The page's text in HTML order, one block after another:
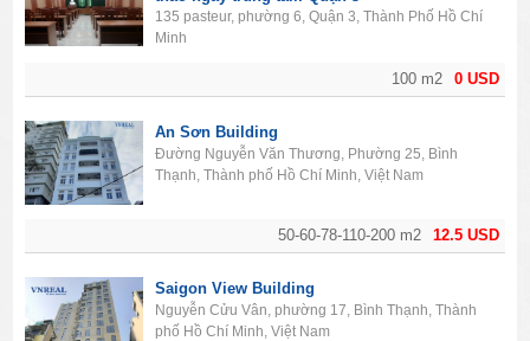
0 USD
100 m2
135 pasteur, phường 6, Quận 3, Thành Phố Hồ Chí
Minh
12.5 USD
50-60-78-110-200 m2
An Sơn Building
Đường Nguyễn Văn Thương, Phường 25, Bình
Thạnh, Thành phố Hồ Chí Minh, Việt Nam
Saigon View Building
Nguyễn Cửu Vân, phường 17, Bình Thạnh, Thành
phố Hồ Chí Minh, Việt Nam